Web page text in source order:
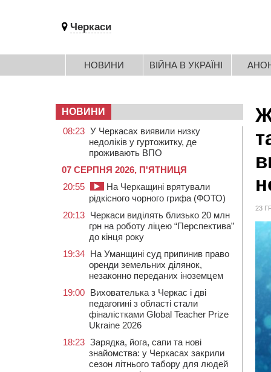
Черкаси
НОВИНИ ВІЙНА В УКРАЇНІ
23
НОВИНИ
08:23 У Черкасах виявили низку
недоліків у гуртожитку, де
проживають ВПО
07 СЕРПНЯ 2026, П'ЯТНИЦЯ
20:55
На Черкащині врятували
рідкісного чорного грифа (ФОТО)
20:13 Черкаси виділять близько 20 млн
грн на роботу ліцею “Перспектива”
до кінця року
19:34 На Уманщині суд припинив право
оренди земельних ділянок,
незаконно переданих іноземцем
19:00 Вихователька з Черкас і дві
педагогині з області стали
фіналістками Global Teacher Prize
Ukraine 2026
18:23 Зарядка, йога, сапи та нові
знайомства: у Черкасах закрили
сезон літнього табору для людей